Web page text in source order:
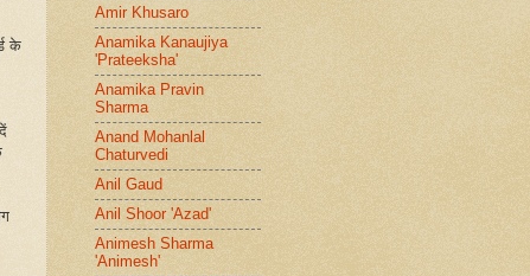
के
Amir Khusaro
Anamika Kanaujiya
'Prateeksha'
Anamika Pravin
Sharma
Anand Mohanlal
Chaturvedi
Anil Gaud
Anil Shoor 'Azad'
Animesh Sharma
'Animesh'